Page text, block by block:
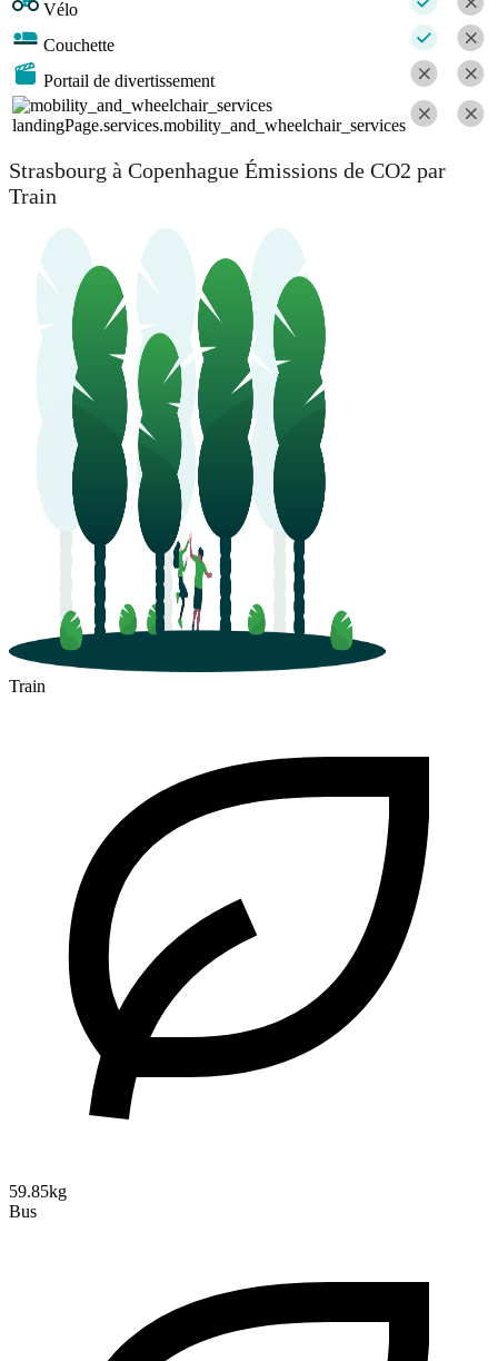
Vélo
Couchette
Portail de divertissement
landingPage.services.mobility_and_wheelchair_services
Strasbourg à Copenhague Émissions de CO2 par
Train
Train
59.85kg
Bus